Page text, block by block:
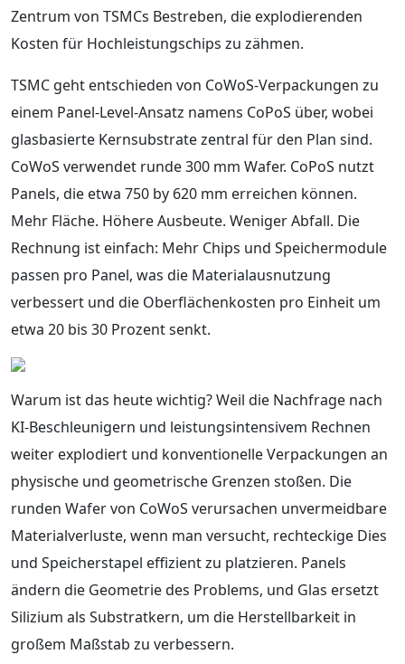
Zentrum von TSMCs Bestreben, die explodierenden
Kosten für Hochleistungschips zu zähmen.
TSMC geht entschieden von CoWoS-Verpackungen zu
einem Panel-Level-Ansatz namens CoPoS über, wobei
glasbasierte Kernsubstrate zentral für den Plan sind.
CoWoS verwendet runde 300 mm Wafer. CoPoS nutzt
Panels, die etwa 750 by 620 mm erreichen können.
Mehr Fläche. Höhere Ausbeute. Weniger Abfall. Die
Rechnung ist einfach: Mehr Chips und Speichermodule
passen pro Panel, was die Materialausnutzung
verbessert und die Oberflächenkosten pro Einheit um
etwa 20 bis 30 Prozent senkt.
Warum ist das heute wichtig? Weil die Nachfrage nach
KI-Beschleunigern und leistungsintensivem Rechnen
weiter explodiert und konventionelle Verpackungen an
physische und geometrische Grenzen stoßen. Die
runden Wafer von CoWoS verursachen unvermeidbare
Materialverluste, wenn man versucht, rechteckige Dies
und Speicherstapel effizient zu platzieren. Panels
ändern die Geometrie des Problems, und Glas ersetzt
Silizium als Substratkern, um die Herstellbarkeit in
großem Maßstab zu verbessern.